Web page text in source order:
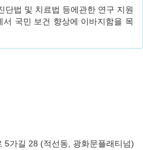
단법 및 치료법 등에관한 연구 지원
서 국민 보건 향상에 이바지함을 목
5가길 28 (적선동, 광화문플래티넘)